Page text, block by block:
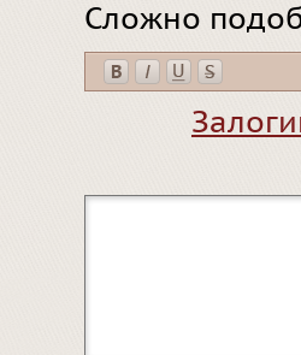
Сложно